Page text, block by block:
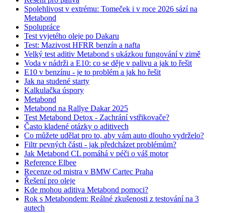
Spolehlivost v extrému: Tomeček i v roce 2026 sází na
Metabond
Spolupráce
Test vyjetého oleje po Dakaru
Test: Mazivost HFRR benzín a nafta
Velký test aditiv Metabond s ukázkou fungování v zimě
Voda v nádrži a E10: co se děje v palivu a jak to řešit
E10 v benzínu - je to problém a jak ho řešit
Jak na studené starty
Kalkulačka úspory
Metabond
Metabond na Rallye Dakar 2025
Test Metabond Detox - Zachrání vstřikovače?
Často kladené otázky o aditivech
Co můžete udělat pro to, aby vám auto dlouho vydrželo?
Filtr pevných části - jak předcházet problémům?
Jak Metabond CL pomáhá v péči o váš motor
Reference Elbee
Recenze od mistra v BMW Cartec Praha
Řešení pro oleje
Kde mohou aditiva Metabond pomoci?
Rok s Metabondem: Reálné zkušenosti z testování na 3
autech